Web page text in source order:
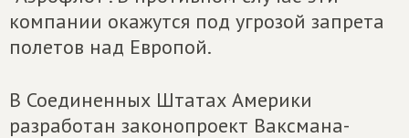
компании окажутся под угрозой запрета
полетов над Европой.
В Соединенных Штатах Америки
разработан законопроект Ваксмана-